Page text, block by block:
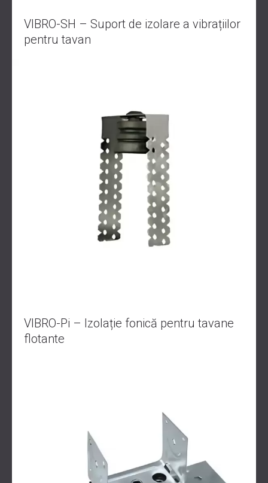
VIBRO-SH – Suport de izolare a vibrațiilor
pentru tavan
VIBRO-Pi – Izolație fonică pentru tavane
flotante